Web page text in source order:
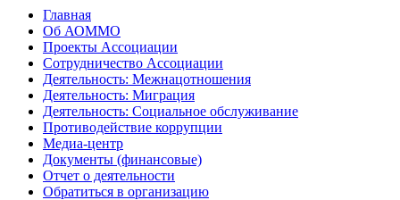
Главная
Об АОММО
Проекты Ассоциации
Сотрудничество Ассоциации
Деятельность: Межнацотношения
Деятельность: Миграция
Деятельность: Социальное обслуживание
Противодействие коррупции
Медиа-центр
Документы (финансовые)
Отчет о деятельности
Обратиться в организацию